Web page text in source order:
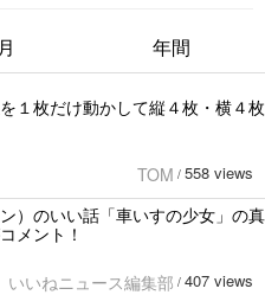
年間
１枚だけ動かして縦４枚・横４枚
TOM / 558 views
）のいい話「車いすの少女」の真
メント！
いいねニュース編集部 / 407 views